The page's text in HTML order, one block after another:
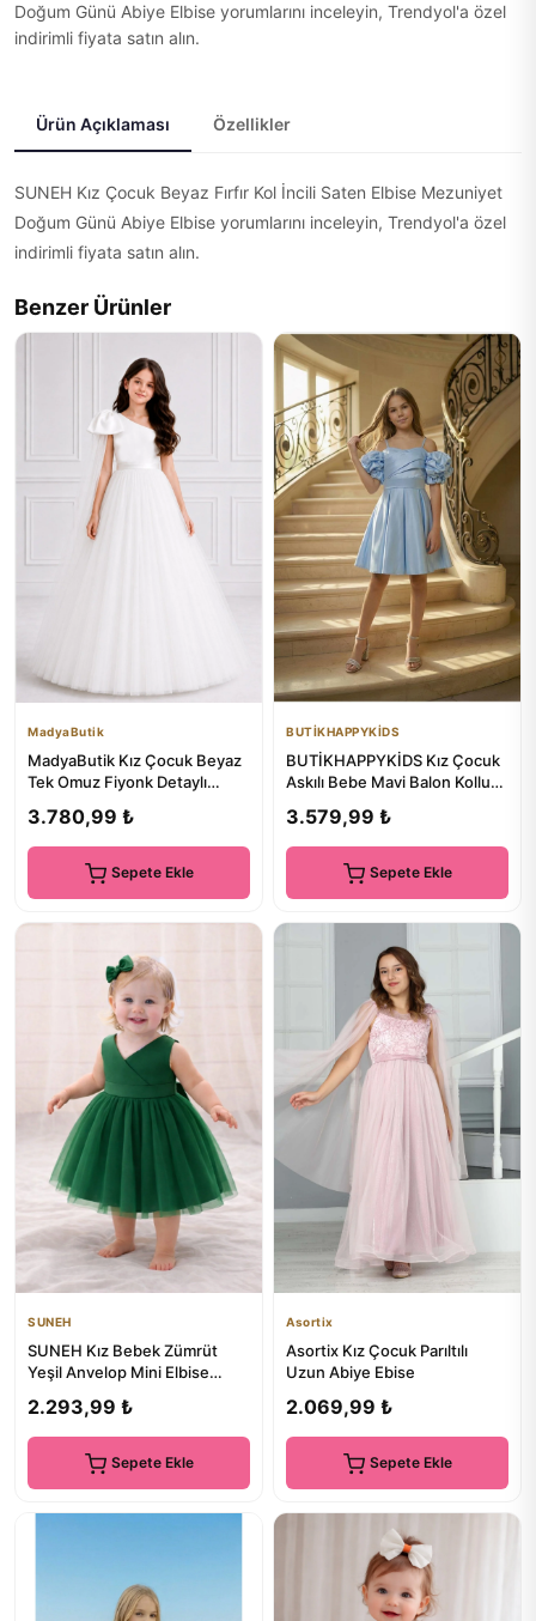
Doğum Günü Abiye Elbise yorumlarını inceleyin, Trendyol'a özel
indirimli fiyata satın alın.
Ürün Açıklaması Özellikler
SUNEH Kız Çocuk Beyaz Fırfır Kol İncili Saten Elbise Mezuniyet
Doğum Günü Abiye Elbise yorumlarını inceleyin, Trendyol'a özel
indirimli fiyata satın alın.
Benzer Ürünler
MadyaButik
MadyaButik Kız Çocuk Beyaz
Tek Omuz Fiyonk Detaylı
3.780,99 ₺
Sepete Ekle
BUTİKHAPPYKİDS
BUTİKHAPPYKİDS Kız Çocuk
Askılı Bebe Mavi Balon Kollu
3.579,99 ₺
Sepete Ekle
SUNEH
SUNEH Kız Bebek Zümrüt
Yeşil Anvelop Mini Elbise
2.293,99 ₺
Sepete Ekle
Asortix
Asortix Kız Çocuk Parıltılı
Uzun Abiye Ebise
2.069,99 ₺
Sepete Ekle